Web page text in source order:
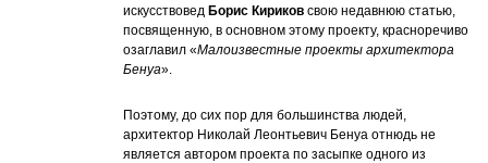
искусствоведБорис Кириков свою недавнюю статью,
посвященную, в основном этому проекту, красноречиво
озаглавил «Малоизвестные проекты архитектора
Бенуа».
Поэтому, до сих пор для большинства людей,
архитектор Николай Леонтьевич Бенуа отнюдь не
является автором проекта по засыпке одного из